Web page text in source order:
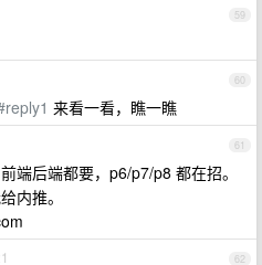
59
60
来看一看，瞧一瞧
61
端后端都要，p6/p7/p8 都在招。
内推。
62